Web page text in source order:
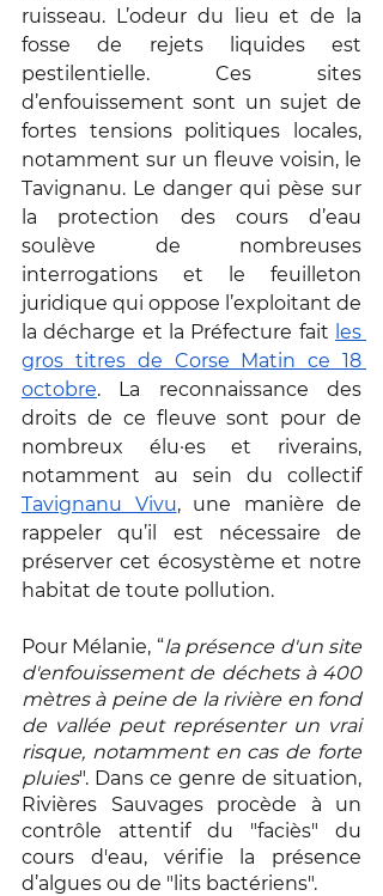
ruisseau. L’odeur du lieu et de la
fosse de rejets liquides est
pestilentielle. Ces sites
d’enfouissement sont un sujet de
fortes tensions politiques locales,
notamment sur un fleuve voisin, le
Tavignanu. Le danger qui pèse sur
la protection des cours d’eau
soulève de nombreuses
interrogations et le feuilleton
juridique qui oppose l’exploitant de
la décharge et la Préfecture fait les
gros titres de Corse Matin ce 18
octobre. La reconnaissance des
droits de ce fleuve sont pour de
nombreux élu·es et riverains,
notamment au sein du collectif
Tavignanu Vivu, une manière de
rappeler qu’il est nécessaire de
préserver cet écosystème et notre
habitat de toute pollution.
Pour Mélanie, “la présence d'un site
d'enfouissement de déchets à 400
mètres à peine de la rivière en fond
de vallée peut représenter un vrai
risque, notamment en cas de forte
pluies". Dans ce genre de situation,
Rivières Sauvages procède à un
contrôle attentif du "faciès" du
cours d'eau, vérifie la présence
d’algues ou de "lits bactériens".